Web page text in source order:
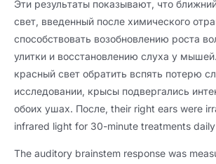
Эти результаты показывают, что
свет, введенный после химического
способствовать возобновлению роста
улитки и восстановлению слуха у
красный свет обратить вспять потерю
исследовании, крысы подвергались
обоих ушах. После, their right ears were
infrared light for 30-minute treatments
The auditory brainstem response was